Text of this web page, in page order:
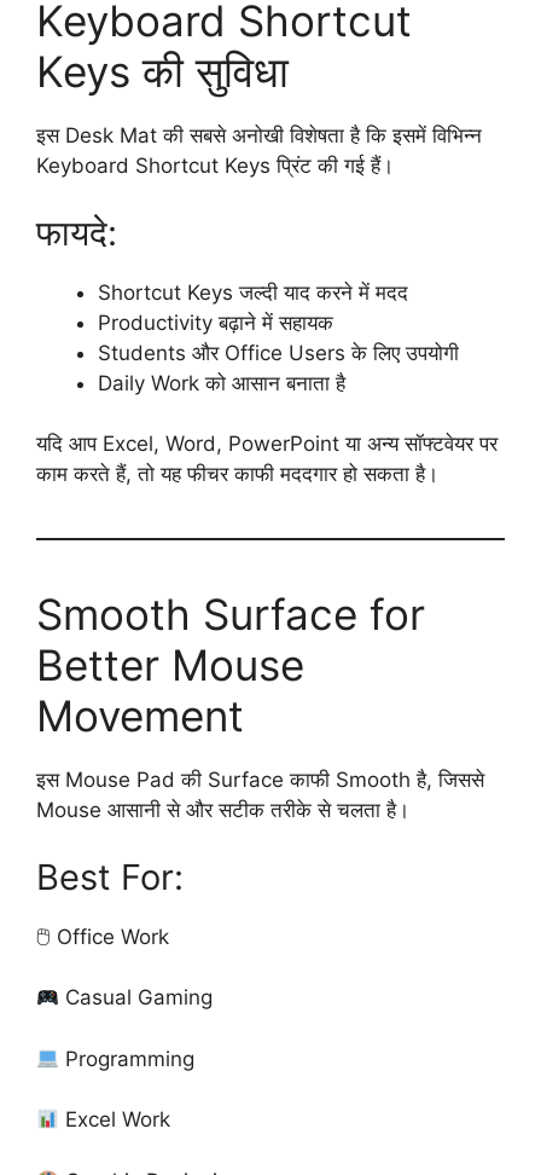
Keyboard Shortcut
Keys की सुविधा
इस Desk Mat की सबसे अनोखी विशेषता है कि इसमें विभिन्न
Keyboard Shortcut Keys प्रिंट की गई हैं।
फायदे:
Shortcut Keys जल्दी याद करने में मदद
Productivity बढ़ाने में सहायक
Students और Office Users के लिए उपयोगी
Daily Work को आसान बनाता है
यदि आप Excel, Word, PowerPoint या अन्य सॉफ्टवेयर पर
काम करते हैं, तो यह फीचर काफी मददगार हो सकता है।
Smooth Surface for
Better Mouse
Movement
इस Mouse Pad की Surface काफी Smooth है, जिससे
Mouse आसानी से और सटीक तरीके से चलता है।
Best For:
🖱 Office Work
Casual Gaming
Programming
Excel Work